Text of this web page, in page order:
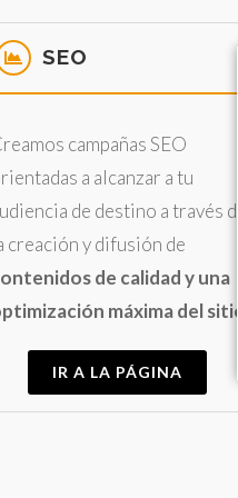
SEO
campañas SEO
a alcanzar a tu
de destino a través de
creación y difusión de
de calidad y una
máxima del sitio
IR A LA PÁGINA